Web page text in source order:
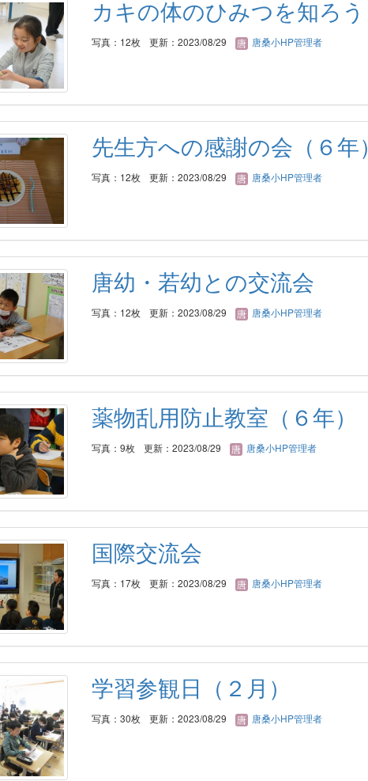
カキの体のひみつを知ろう
写真：12枚 更新：2023/08/29 唐桑小HP管理者
先生方への感謝の会（６年）
写真：12枚 更新：2023/08/29 唐桑小HP管理者
唐幼・若幼との交流会
写真：12枚 更新：2023/08/29 唐桑小HP管理者
薬物乱用防止教室（６年）
写真：9枚 更新：2023/08/29 唐桑小HP管理者
国際交流会
写真：17枚 更新：2023/08/29 唐桑小HP管理者
学習参観日（２月）
写真：30枚 更新：2023/08/29 唐桑小HP管理者